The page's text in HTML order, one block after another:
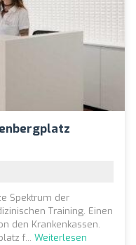
Spektrum der
Training. Einen
den Krankenkassen.
f... Weiterlesen